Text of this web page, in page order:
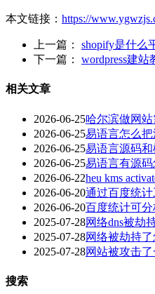
本文链接： https://
上一篇： shopify是什么
下一篇： wordpress建
相关文章
2026-06-25哈尔滨做网
2026-06-25易语言怎么
2026-06-25易语言源码
2026-06-25易语言有源
2026-06-22heu kms
2026-06-20通过百度统
2026-06-20百度统计可
2025-07-28网络dns被劫
2025-07-28网络被劫持
2025-07-28网站被攻击
搜索